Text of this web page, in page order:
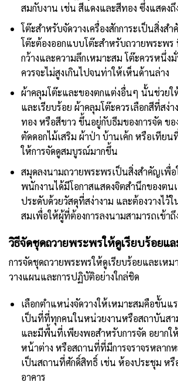
สมกับงาน เช่น สีแดงและสีทอง ซึ่งแสดง
โต๊ะสำหรับจัดวางเครื่องสักการะเป็นสิ่งส
โต๊ะต้องออกแบบโต๊ะสำหรับถวายพระพร
กว้างและความลึกเหมาะสม โต๊ะควรหนึ่ง
ควรจะไม่สูงเกินไปจนท่าให้เห็นด้านล่าง
ผ้าคลุมโต๊ะและของตกแต่งอื่นๆ นั้นช่วยใ
และเรียบร้อย ผ้าคลุมโต๊ะควรเลือกสีที่สง่
ทอง หรือสีขาว ขึ้นอยู่กับธีมของการจัด ข
ตัดดอกไม้เสริม ผ้าป่า บ้านเค้ก หรือเทียน
ให้การจัดดูสมบูรณ์มากขึ้น
สมุดลงนามถวายพระพรเป็นสิ่งสำคัญเพื่
พนักงานได้มีโอกาสแสดงจิตสำนึกของตน
ประดับด้วยวัสดุที่สง่างาม และต้องวางไว้
สมเพื่อให้ผู้ที่ต้องการลงนามสามารถเข้าถึ
วิธีจัดชุดถวายพระพรให้ดูเรียบร้อยแ
การจัดชุดถวายพระพรให้ดูเรียบร้อยและเห
วางแผนและการปฏิบัติอย่างใกล่ชิด
เลือกตำแหน่งจัดวางให้เหมาะสมคือขั้นแ
เป็นที่ที่ทุกคนในหน่วยงานหรือสถาบันสา
และมีพื้นที่เพียงพอสำหรับการจัด อยากใ
หน้าต่าง หรือสถานที่ที่มีการจราจรหลาก
เป็นสถานที่ศักดิ์สิทธิ์ เช่น ห้องประชุม ห
อาคาร